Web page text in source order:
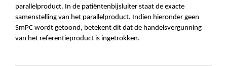
parallelproduct. In de patiëntenbijsluiter staat de exacte
samenstelling van het parallelproduct. Indien hieronder geen
SmPC wordt getoond, betekent dit dat de handelsvergunning
van het referentieproduct is ingetrokken.